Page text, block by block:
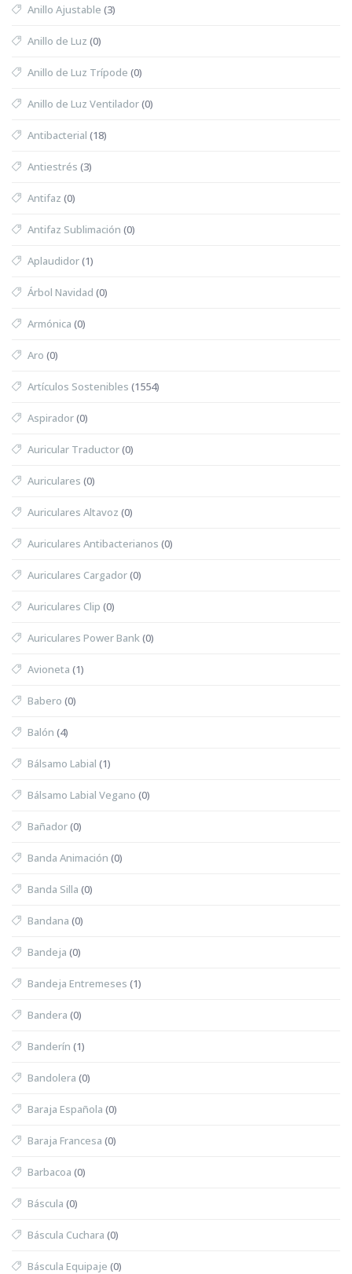
Anillo Ajustable (3)
Anillo de Luz (0)
Anillo de Luz Trípode (0)
Anillo de Luz Ventilador(0)
Antibacterial (18)
Antiestrés (3)
Antifaz (0)
Antifaz Sublimación (0)
Aplaudidor(1)
Árbol Navidad (0)
Armónica (0)
Aro (0)
Artículos Sostenibles (1554)
Aspirador(0)
Auricular Traductor(0)
Auriculares (0)
Auriculares Altavoz (0)
Auriculares Antibacterianos (0)
Auriculares Cargador(0)
Auriculares Clip (0)
Auriculares Power Bank(0)
Avioneta (1)
Babero (0)
Balón (4)
Bálsamo Labial (1)
Bálsamo Labial Vegano (0)
Bañador(0)
Banda Animación (0)
Banda Silla (0)
Bandana (0)
Bandeja (0)
Bandeja Entremeses (1)
Bandera (0)
Banderín (1)
Bandolera (0)
Baraja Española (0)
Baraja Francesa (0)
Barbacoa (0)
Báscula (0)
Báscula Cuchara (0)
Báscula Equipaje (0)